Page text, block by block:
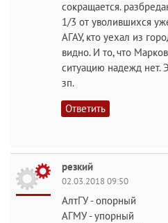
сокращается.
1/3 от уволившихся
АГАУ, кто уехал из
видно. И то, что
ситуацию надежд нет.
зп.
Ответить
резкий
02.03.2018 09:50
АлтГУ - опорный
АГМУ - упорный